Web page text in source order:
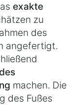
exakte
zu
des
angefertigt.
machen. Die
des Fußes